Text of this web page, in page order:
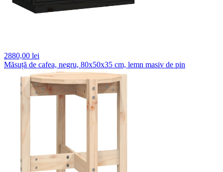
2880,00 lei
Măsuță de cafea, negru, 80x50x35 cm, lemn masiv de pin